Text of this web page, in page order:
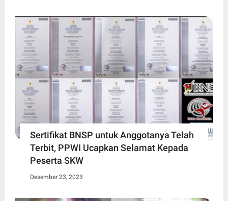
Sertifikat BNSP untuk Anggotanya Telah
Terbit, PPWI Ucapkan Selamat Kepada
Peserta SKW
Desember 23, 2023